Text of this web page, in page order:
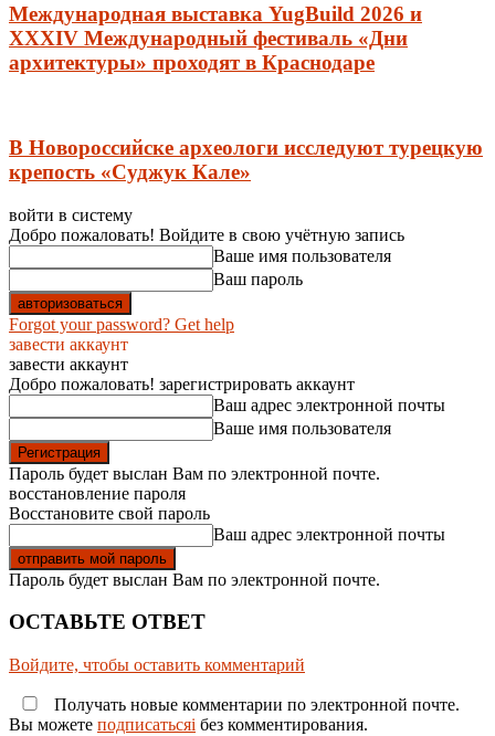
Международная выставка YugBuild 2026 и
XXXIV Международный фестиваль «Дни
архитектуры» проходят в Краснодаре
В Новороссийске археологи исследуют турецкую
крепость «Суджук Кале»
войти в систему
Добро пожаловать! Войдите в свою учётную запись
Ваше имя пользователя
Ваш пароль
Forgot your password? Get help
завести аккаунт
завести аккаунт
Добро пожаловать! зарегистрировать аккаунт
Ваш адрес электронной почты
Ваше имя пользователя
Пароль будет выслан Вам по электронной почте.
восстановление пароля
Восстановите свой пароль
Ваш адрес электронной почты
Пароль будет выслан Вам по электронной почте.
ОСТАВЬТЕ ОТВЕТ
Войдите, чтобы оставить комментарий
Получать новые комментарии по электронной почте.
Вы можете подписатьсяi без комментирования.